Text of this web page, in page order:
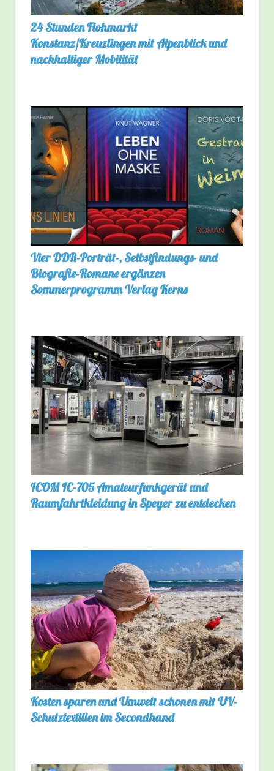
24 Stunden Flohmarkt
Konstanz/Kreuzlingen mit Alpenblick und
nachhaltiger Mobilität
Vier DDR-Porträt-, Selbstfindungs- und
Biografie-Romane ergänzen
Sommerprogramm Verlag Kerns
ICOM IC-705 Amateurfunkgerät und
Raumfahrtkleidung in Speyer zu entdecken
Kosten sparen und Umwelt schonen mit UV-
Schutztextilien im Secondhand